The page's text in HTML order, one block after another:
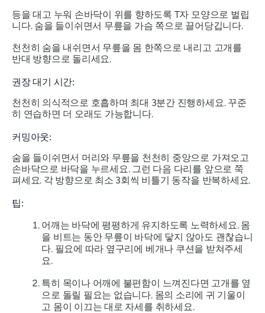
등을 대고 누워 손바닥이 위를 향하도록 T자 모양으로 벌립
니다. 숨을 들이쉬면서 무릎을 가슴 쪽으로 끌어당깁니다.
천천히 숨을 내쉬면서 무릎을 몸 한쪽으로 내리고 고개를
반대 방향으로 돌리세요.
권장 대기 시간:
천천히 의식적으로 호흡하며 최대 3분간 진행하세요. 꾸준
히 연습하면 더 오래도 가능합니다.
커밍아웃:
숨을 들이쉬면서 머리와 무릎을 천천히 중앙으로 가져오고
손바닥으로 바닥을 누르세요. 그런 다음 다리를 앞으로 쭉
펴세요. 각 방향으로 최소 3회씩 비틀기 동작을 반복하세요.
팁:
어깨는 바닥에 평평하게 유지하도록 노력하세요. 몸
을 비트는 동안 무릎이 바닥에 닿지 않아도 괜찮습니
다. 필요에 따라 옆구리에 베개나 쿠션을 받쳐주세
요.
특히 목이나 어깨에 불편함이 느껴진다면 고개를 옆
으로 돌릴 필요는 없습니다. 몸의 소리에 귀 기울이
고 몸이 이끄는 대로 자세를 취하세요.